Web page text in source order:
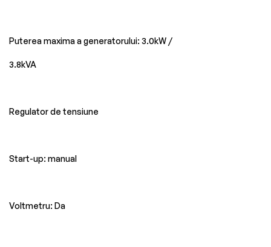
Puterea maxima a generatorului: 3.0kW /
3.8kVA
Regulator de tensiune
Start-up: manual
Voltmetru: Da